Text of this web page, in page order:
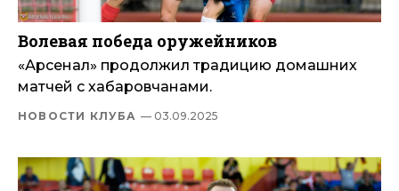
Волевая победа оружейников
«Арсенал» продолжил традицию домашних
матчей с хабаровчанами.
НОВОСТИ КЛУБА — 03.09.2025